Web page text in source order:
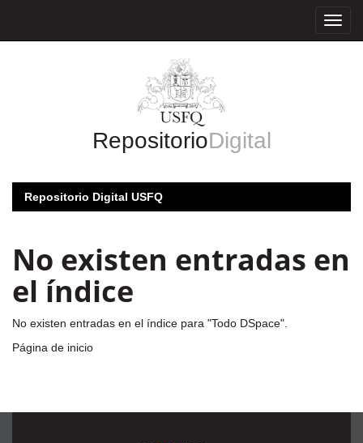
RepositorioDigital
Repositorio Digital USFQ
No existen entradas en
el índice
No existen entradas en el índice para "Todo DSpace".
Página de inicio